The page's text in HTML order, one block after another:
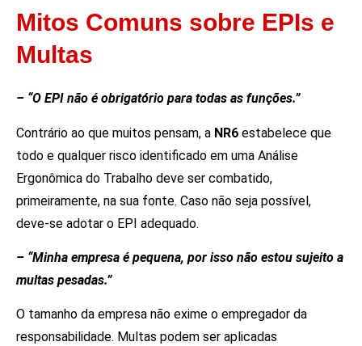
Mitos Comuns sobre EPIs e
Multas
– “O EPI não é obrigatório para todas as funções.”
Contrário ao que muitos pensam, a NR6 estabelece que
todo e qualquer risco identificado em uma Análise
Ergonômica do Trabalho deve ser combatido,
primeiramente, na sua fonte. Caso não seja possível,
deve-se adotar o EPI adequado.
– “Minha empresa é pequena, por isso não estou sujeito a
multas pesadas.”
O tamanho da empresa não exime o empregador da
responsabilidade. Multas podem ser aplicadas